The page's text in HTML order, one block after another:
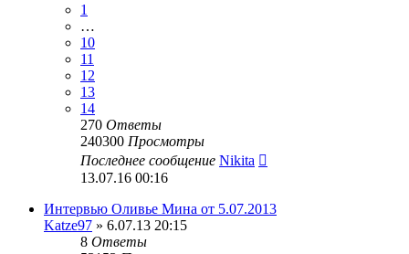
1
…
10
11
12
13
14
270 Ответы
240300 Просмотры
Последнее сообщение Nikita
13.07.16 00:16
Интервью Оливье Мина от 5.07.2013
Katze97 » 6.07.13 20:15
8 Ответы